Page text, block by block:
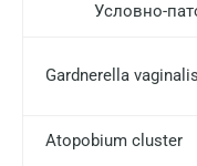
Условно-
Gardnerella vaginalis
Atopobium cluster
Красногорск